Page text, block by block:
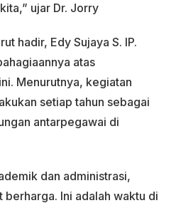
ujar Dr. Jorry
hadir, Edy Sujaya S. IP.
atas
Menurutnya, kegiatan
setiap tahun sebagai
antarpegawai di
dan administrasi,
Ini adalah waktu di